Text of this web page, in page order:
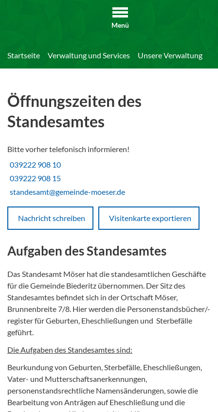
Menü
Startseite Verwaltung und Services Unsere Verwaltung
Öffnungszeiten des
Standesamtes
Bitte vorher telefonisch informieren!
039222 908 10
039222 908 15
standesamt@gemeinde-moeser.de
Nachricht schreiben Visitenkarte exportieren
Aufgaben des Standesamtes
Das Standesamt Möser hat die standesamtlichen Geschäfte
für die Gemeinde Biederitz übernommen. Der Sitz des
Standesamtes befindet sich in der Ortschaft Möser,
Brunnenbreite 7/8. Hier werden die Personenstandsbücher/-
register für Geburten, Eheschließungen und Sterbefälle
geführt.
Die Aufgaben des Standesamtes sind:
Beurkundung von Geburten, Sterbefälle, Eheschließungen,
Vater- und Mutterschaftsanerkennungen,
personenstandsrechtliche Namensänderungen, sowie die
Bearbeitung von Anträgen auf Eheschließung und die